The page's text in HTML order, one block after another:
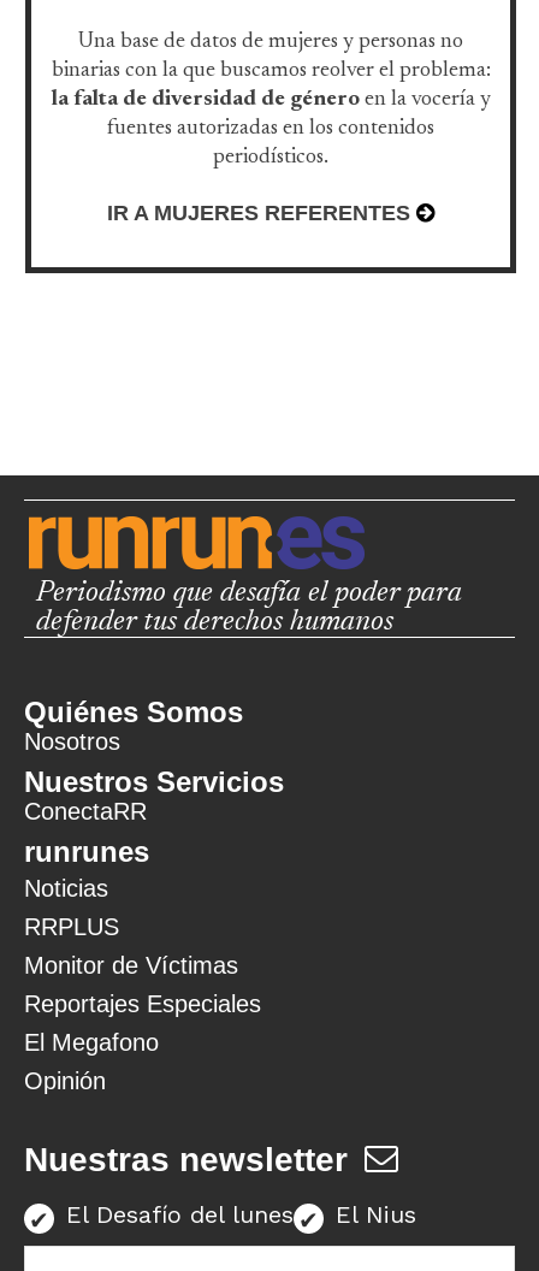
Una base de datos de mujeres y personas no
binarias con la que buscamos reolver el problema:
la falta de diversidad de género en la vocería y
fuentes autorizadas en los contenidos
periodísticos.
IR A MUJERES REFERENTES
Periodismo que desafía el poder para
defender tus derechos humanos
Quiénes Somos
Nosotros
Nuestros Servicios
ConectaRR
runrunes
Noticias
RRPLUS
Monitor de Víctimas
Reportajes Especiales
El Megafono
Opinión
Nuestras newsletter
El Desafío del lunes El Nius